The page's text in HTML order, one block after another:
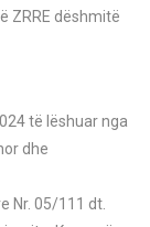
ZRRE dëshmitë
të lëshuar nga
dhe
Nr. 05/111 dt.